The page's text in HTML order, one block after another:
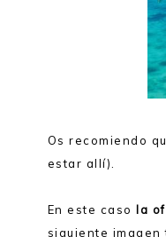
Os recomiendo
estar allí).
En este caso la
siguiente